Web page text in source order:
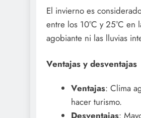
El invierno es
entre los 10°C y 25°C
agobiante ni las lluvias
Ventajas y desventajas
Ventajas: Clima
hacer turismo.
Desventajas: